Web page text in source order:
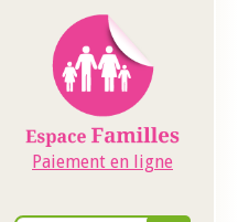
Paiement en ligne